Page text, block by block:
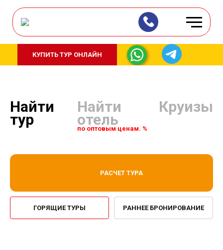
КУПИТЬ ТУР ОНЛАЙН
Найти
тур
Найти
отель
по оптовым ценам. %
Круизы
РАСЧЕТ ТУРА
РАННЕЕ БРОНИРОВАНИЕ
ГОРЯЩИЕ ТУРЫ